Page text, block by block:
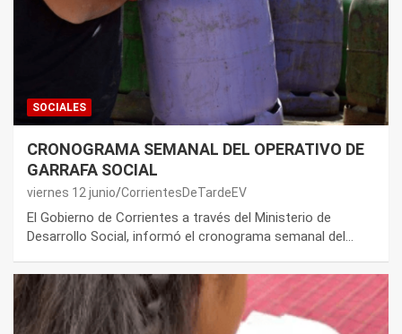
SOCIALES
CRONOGRAMA SEMANAL DEL OPERATIVO DE
GARRAFA SOCIAL
viernes 12 junio CorrientesDeTardeEV
El Gobierno de Corrientes a través del Ministerio de
Desarrollo Social, informó el cronograma semanal del…